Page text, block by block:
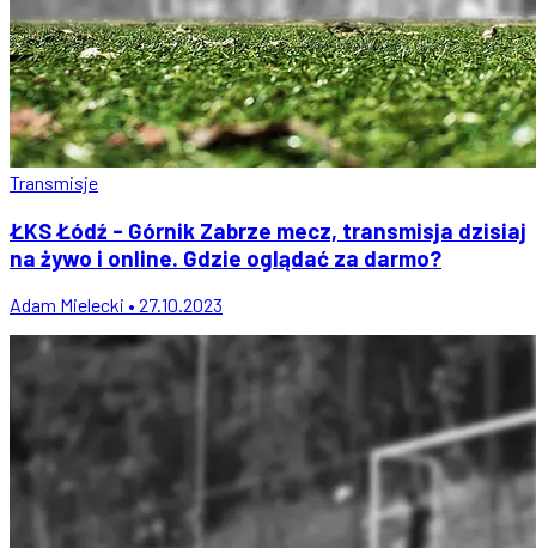
Transmisje
ŁKS Łódź - Górnik Zabrze mecz, transmisja dzisiaj
na żywo i online. Gdzie oglądać za darmo?
Adam Mielecki • 27.10.2023